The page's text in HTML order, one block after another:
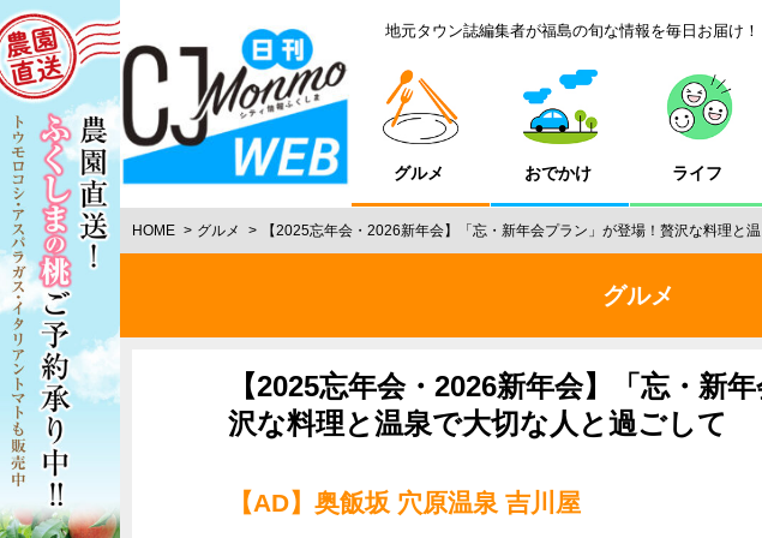
地元タウン誌編集者が福島の旬な情報を毎日お届け！
グルメ おでかけ ライフ
HOME グルメ 【2025忘年会・2026新年会】「忘・新年会プラン」が登場！贅沢な料理と温
グルメ
【2025忘年会・2026新年会】「忘・新
沢な料理と温泉で大切な人と過ごして
【AD】奥飯坂 穴原温泉 吉川屋